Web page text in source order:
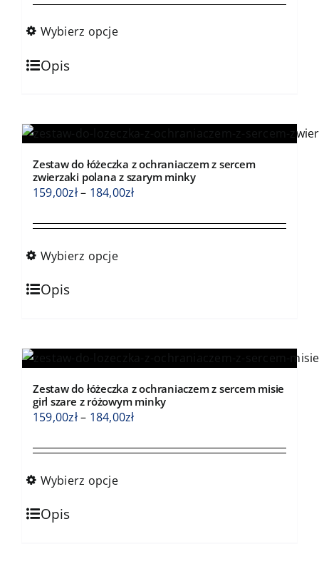
stronie
produktu
od
Wybierz opcje
Ten
produkt
wariantów.
można
wybrać
stronie
produktu
Opis
Zestaw do łóżeczka z ochraniaczem z sercem
zwierzaki polana z szarym minky
159,00zł– 184,00złZakres
od
Wybierz opcje
Ten
produkt
wariantów.
można
wybrać
stronie
produktu
Opis
Zestaw do łóżeczka z ochraniaczem z sercem misie
girl szare z różowym minky
159,00zł– 184,00złZakres
od
Wybierz opcje
Ten
produkt
Opis